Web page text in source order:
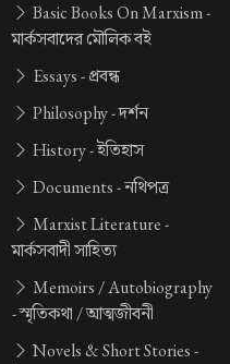
Basic Books On Marxism -
মার্কসবাদের মৌলিক বই
Essays -প্রবন্ধ
Philosophy -দর্শন
History -ইতিহাস
Documents -নথিপত্র
Marxist Literature -
মার্কসবাদী সাহিত্য
Memoirs / Autobiography
-স্মৃতিকথা / আত্মজীবনী
Novels & Short Stories -